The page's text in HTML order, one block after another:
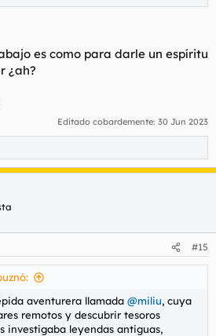
es como para darle un espíritu
¿ah?
Editado cobardemente: 30 Jun 2023
#15
aventurera llamada @miliu, cuya
remotos y descubrir tesoros
investigaba leyendas antiguas,